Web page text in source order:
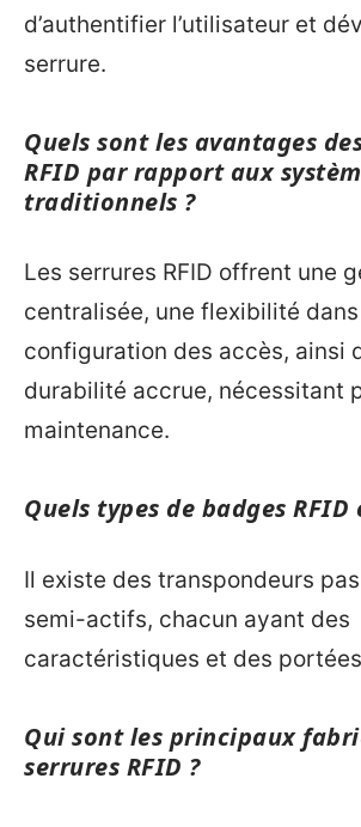
d’authentifier l’utilisateur et
serrure.
Quels sont les avantages
RFID par rapport aux
traditionnels ?
Les serrures RFID offrent une
centralisée, une flexibilité
configuration des accès, ainsi
durabilité accrue, nécessitant
maintenance.
Quels types de badges
Il existe des transpondeurs
semi-actifs, chacun ayant des
caractéristiques et des
Qui sont les principaux
serrures RFID ?